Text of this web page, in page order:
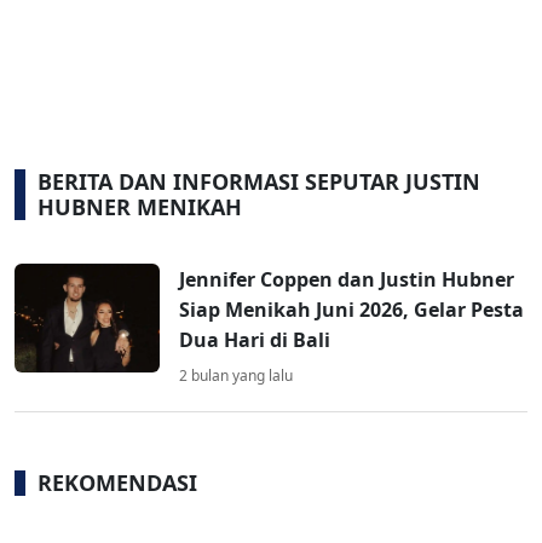
BERITA DAN INFORMASI SEPUTAR JUSTIN
HUBNER MENIKAH
Jennifer Coppen dan Justin Hubner
Siap Menikah Juni 2026, Gelar Pesta
Dua Hari di Bali
2 bulan yang lalu
REKOMENDASI